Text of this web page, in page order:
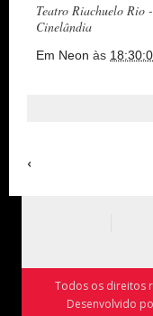
Teatro Riachuelo Rio
Cinelândia
Em Neon às
‹
Todos os direitos
Desenvolvido